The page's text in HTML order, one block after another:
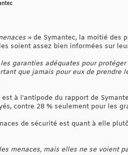
» de Symantec, la moitié des
soient assez bien informées sur
garanties adéquates pour
que jamais pour eux de prendre
à l'antipode du rapport de
contre 28 % seulement pour les
de sécurité est quant à elle
menaces, mais elles ne se voient